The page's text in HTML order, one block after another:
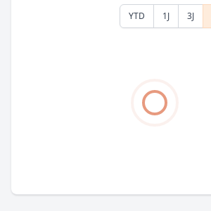
YTD 1J 3J